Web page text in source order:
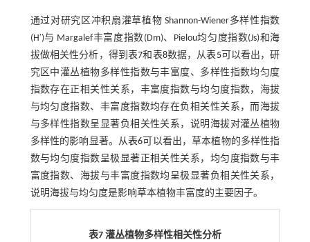
通过对研究区冲积扇灌草植物 Shannon-Wiener多样性指数
(H′)与 Margalef丰富度指数(Dm)、Pielou均匀度指数(Js)和海
拔做相关性分析，得到表7和 表8数据，从表5可以看出，研
究区中灌丛植物多样性指数与丰富度、多样性指数均匀度
指数存在正相关性关系，丰富度指数与均匀度指数，海拔
与均匀度指数、丰富度指数均存在负相关性关系，而海拔
与多样性指数呈显著负相关性关系，说明海拔对灌丛植物
多样性的影响显著。从表6可以看出，草本植物的多样性指
数与均匀度指数呈极显著正相关性关系，均匀度指数与丰
富度指数、海拔与丰富度指数均呈极显著负相关性关系，
说明海拔与均匀度是影响草本植物丰富度的主要因子。
表7 灌丛植物多样性相关性分析